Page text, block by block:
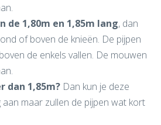
de 1,80m en 1,85m lang, dan
of boven de knieën. De pijpen
de enkels vallen. De mouwen
dan 1,85m? Dan kun je deze
maar zullen de pijpen wat kort